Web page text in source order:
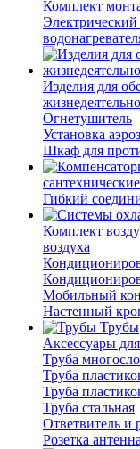
Комплект
Электрический
Изделия для
Огнетушитель
Установка
Шкаф для
сантехнические
Гибкий
Комплект
воздуха
Мобильный
Настенный
Трубы
Аксессуары
Труба
Труба
Труба
Труба стальная
Ответвитель и
Розетка